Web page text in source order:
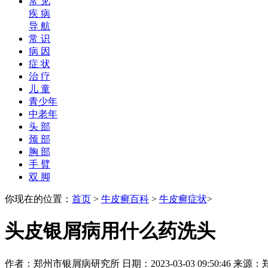
疾 病
导 航
常 识
病 因
症 状
治 疗
儿 童
青少年
中老年
头 部
颈 部
胸 部
手 臂
双 脚
你现在的位置： 首页 > 牛皮癣百科 > 牛皮癣症状>
头皮银屑病用什么药洗头
作者：郑州市银屑病研究所 日期：2023-03-03 09:50:46 来源：